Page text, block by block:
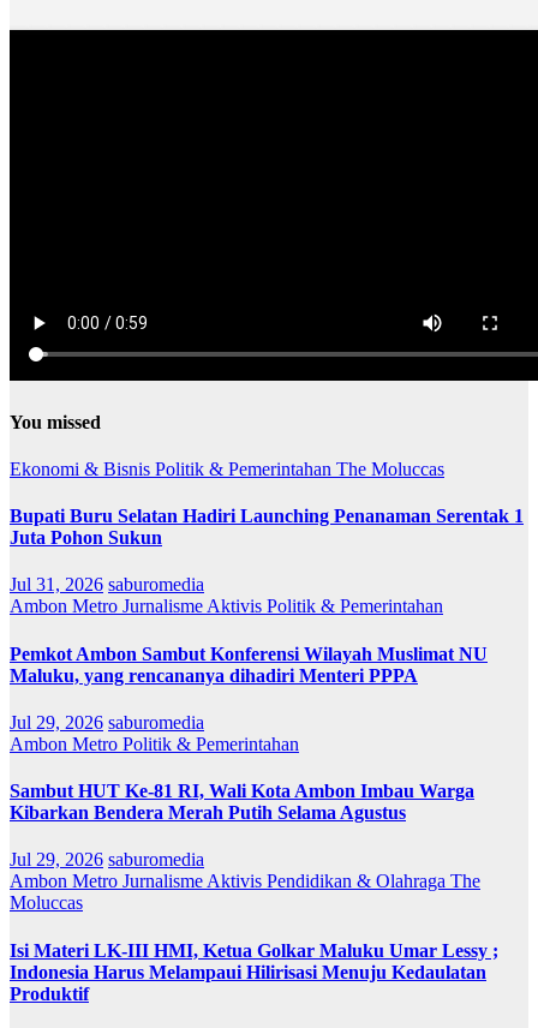
You missed
Ekonomi & Bisnis Politik & Pemerintahan The Moluccas
Bupati Buru Selatan Hadiri Launching Penanaman Serentak 1
Juta Pohon Sukun
Jul 31, 2026 saburomedia
Ambon Metro Jurnalisme Aktivis Politik & Pemerintahan
Pemkot Ambon Sambut Konferensi Wilayah Muslimat NU
Maluku, yang rencananya dihadiri Menteri PPPA
Jul 29, 2026 saburomedia
Ambon Metro Politik & Pemerintahan
Sambut HUT Ke-81 RI, Wali Kota Ambon Imbau Warga
Kibarkan Bendera Merah Putih Selama Agustus
Jul 29, 2026 saburomedia
Ambon Metro Jurnalisme Aktivis Pendidikan & Olahraga The
Moluccas
Isi Materi LK-III HMI, Ketua Golkar Maluku Umar Lessy ;
Indonesia Harus Melampaui Hilirisasi Menuju Kedaulatan
Produktif